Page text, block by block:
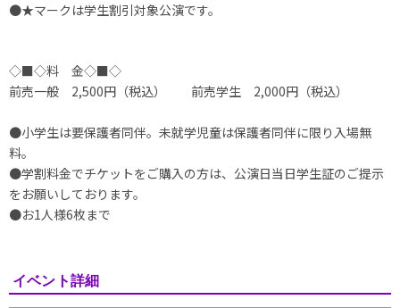
●★マークは学生割引対象公演です。
◇■◇料 金◇■◇
前売一般 2,500円（税込） 前売学生 2,000円（税込）
●小学生は要保護者同伴。未就学児童は保護者同伴に限り入場無
料。
●学割料金でチケットをご購入の方は、公演日当日学生証のご提示
をお願いしております。
●お1人様6枚まで
イベント詳細